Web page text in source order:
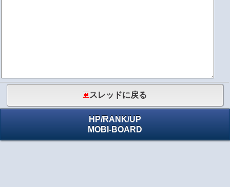
スレッドに戻る
HP/RANK/UP
MOBI-BOARD